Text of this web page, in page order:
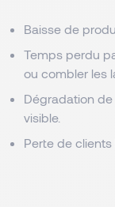
Baisse de
Temps perdu
ou combler les
Dégradation de
visible.
Perte de